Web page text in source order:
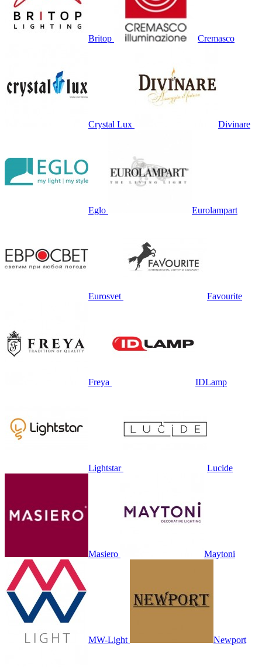
Britop Cremasco
Crystal Lux Divinare
Eglo Eurolampart
Eurosvet Favourite
Freya IDLamp
Lightstar Lucide
Masiero Maytoni
MW-Light Newport